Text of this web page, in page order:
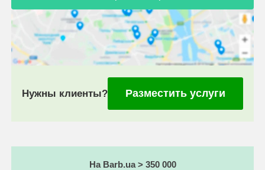
Нужны клиенты? Разместить услуги
На Barb.ua > 350 000